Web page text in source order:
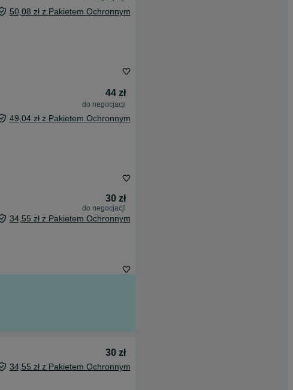
50,08 zł z Pakietem Ochronnym
44 zł
do negocjacji
49,04 zł z Pakietem Ochronnym
30 zł
do negocjacji
34,55 zł z Pakietem Ochronnym
30 zł
34,55 zł z Pakietem Ochronnym